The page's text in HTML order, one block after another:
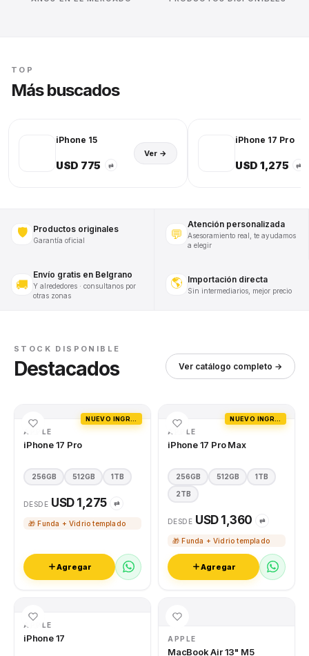
TOP
Más buscados
iPhone 15
USD 775 ⇄
Ver →
iPhone 17 Pro
USD 1,275 ⇄
🛡️ Productos originales
Garantía oficial 💬
Atención personalizada
Asesoramiento real, te ayudamos
a elegir
🚚
Envío gratis en Belgrano
Y alrededores · consultanos por
otras zonas
🌎 Importación directa
Sin intermediarios, mejor precio
STOCK DISPONIBLE
Destacados Ver catálogo completo →
APPLE
iPhone 17 Pro
256GB 512GB 1TB
DESDE USD 1,275 ⇄
🎁 Funda + Vidrio templado
Agregar
APPLE
iPhone 17 Pro Max
256GB 512GB 1TB
2TB
DESDE USD 1,360 ⇄
🎁 Funda + Vidrio templado
Agregar
APPLE
iPhone 17 APPLE
MacBook Air 13" M5